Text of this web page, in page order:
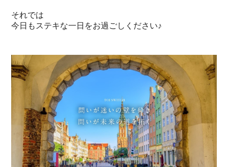
それでは
今日もステキな一日をお過ごしください♪